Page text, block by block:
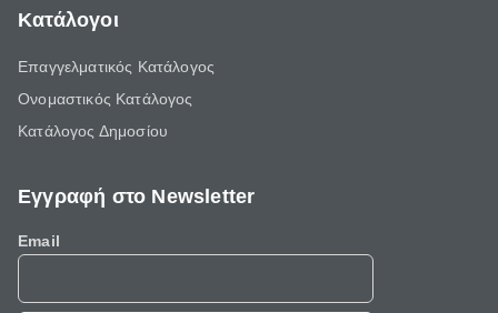
Κατάλογοι
Επαγγελματικός Κατάλογος
Ονομαστικός Κατάλογος
Κατάλογος Δημοσίου
Εγγραφή στο Newsletter
Email